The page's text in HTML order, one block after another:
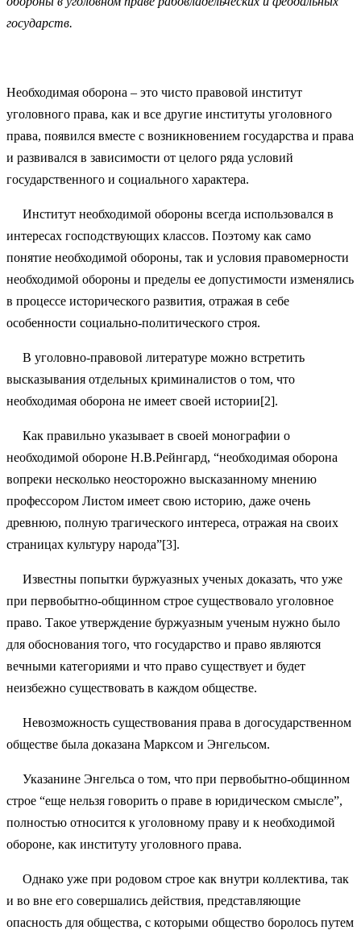
государств.
Необходимая оборона – это чисто правовой институт
уголовного права, как и все другие институты уголовного
права, появился вместе с возникновением государства и права
и развивался в зависимости от целого ряда условий
государственного и социального характера.
Институт необходимой обороны всегда использовался в
интересах господствующих классов. Поэтому как само
понятие необходимой обороны, так и условия правомерности
необходимой обороны и пределы ее допустимости изменялись
в процессе исторического развития, отражая в себе
особенности социально-политического строя.
В уголовно-правовой литературе можно встретить
высказывания отдельных криминалистов о том, что
необходимая оборона не имеет своей истории[2].
Как правильно указывает в своей монографии о
необходимой обороне Н.В.Рейнгард, “необходимая оборона
вопреки несколько неосторожно высказанному мнению
профессором Листом имеет свою историю, даже очень
древнюю, полную трагического интереса, отражая на своих
страницах культуру народа”[3].
Известны попытки буржуазных ученых доказать, что уже
при первобытно-общинном строе существовало уголовное
право. Такое утверждение буржуазным ученым нужно было
для обоснования того, что государство и право являются
вечными категориями и что право существует и будет
неизбежно существовать в каждом обществе.
Невозможность существования права в догосударственном
обществе была доказана Марксом и Энгельсом.
Указанине Энгельса о том, что при первобытно-общинном
строе “еще нельзя говорить о праве в юридическом смысле”,
полностью относится к уголовному праву и к необходимой
обороне, как институту уголовного права.
Однако уже при родовом строе как внутри коллектива, так
и во вне его совершались действия, представляющие
опасность для общества, с которыми общество боролось путем